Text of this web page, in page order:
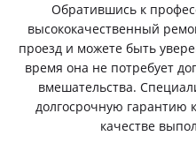
Обратившись к
высококачественный
проезд и можете быть
время она не потребует
вмешательства.
долгосрочную гарантию
качестве